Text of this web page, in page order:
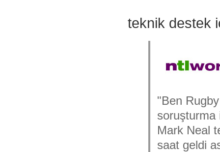
teknik destek
"Ben
soruşturma
Mark Neal
saat geldi